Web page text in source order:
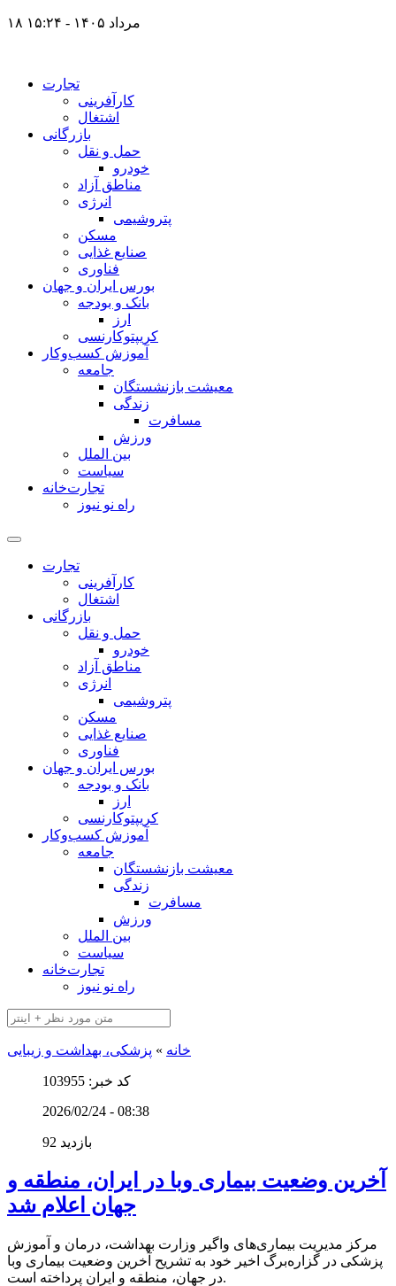
۱۸ مرداد ۱۴۰۵ - ۱۵:۲۴
تجارت
کارآفرینی
اشتغال
بازرگانی
حمل و نقل
خودرو
مناطق آزاد
انرژی
پتروشیمی
مسکن
صنایع غذایی
فناوری
بورس ایران و جهان
بانک و بودجه
ارز
کریپتوکارنسی
آموزش کسب‌وکار
جامعه
معیشت بازنشستگان
زندگی
مسافرت
ورزش
بین الملل
سیاست
تجارت‌خانه
راه نو نیوز
تجارت
کارآفرینی
اشتغال
بازرگانی
حمل و نقل
خودرو
مناطق آزاد
انرژی
پتروشیمی
مسکن
صنایع غذایی
فناوری
بورس ایران و جهان
بانک و بودجه
ارز
کریپتوکارنسی
آموزش کسب‌وکار
جامعه
معیشت بازنشستگان
زندگی
مسافرت
ورزش
بین الملل
سیاست
تجارت‌خانه
راه نو نیوز
خانه » پزشکی، بهداشت و زیبایی
کد خبر: 103955
2026/02/24 - 08:38
92 بازدید
آخرین وضعیت بیماری وبا در ایران، منطقه و
جهان اعلام شد
مرکز مدیریت بیماری‌های واگیر وزارت بهداشت، درمان و آموزش
پزشکی در گزاره‌برگ اخیر خود به تشریح آخرین وضعیت بیماری وبا
در جهان، منطقه و ایران پرداخته است.